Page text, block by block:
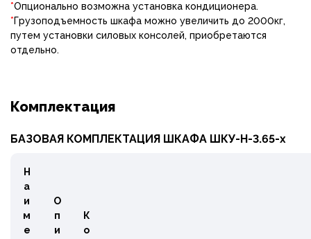
*Опционально возможна установка кондиционера.
*Грузоподъемность шкафа можно увеличить до 2000кг,
путем установки силовых консолей, приобретаются
отдельно.
Комплектация
БАЗОВАЯ КОМПЛЕКТАЦИЯ ШКАФА ШКУ-Н-3.65-х
Н
а
и
м
е
О
п
и
К
о